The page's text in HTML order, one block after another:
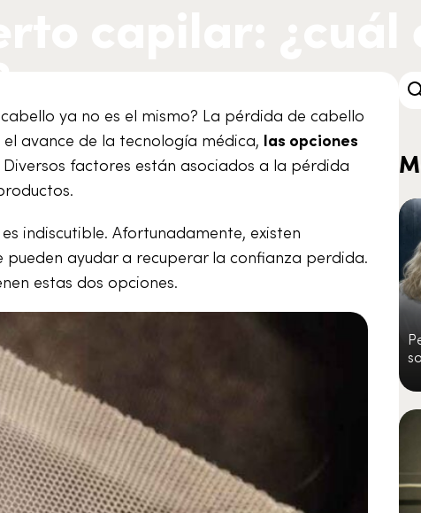
ya no es el mismo? La pérdida de cabello
avance de la tecnología médica, las opciones
Diversos factores están asociados a la pérdida
indiscutible. Afortunadamente, existen
ayudar a recuperar la confianza perdida.
estas dos opciones.